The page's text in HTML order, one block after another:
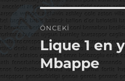
Yazı
gezinmesi
ÖNCEKI
Önceki
yazı:
Lique 1 en
Mbappe